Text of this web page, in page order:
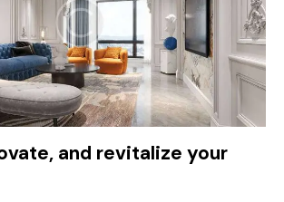
and revitalize your